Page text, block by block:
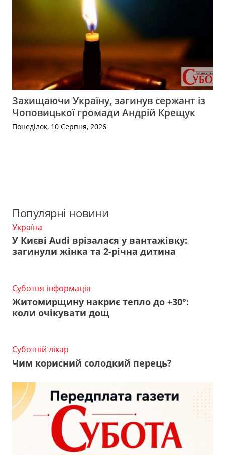
Захищаючи Україну, загинув сержант із
Чоповицької громади Андрій Крещук
Понеділок, 10 Серпня, 2026
Популярні новини
Україна
У Києві Audi врізалася у вантажівку:
загинули жінка та 2-річна дитина
Суботня інформація
Житомирщину накриє тепло до +30°:
коли очікувати дощ
Суботній лікар
Чим корисний солодкий перець?